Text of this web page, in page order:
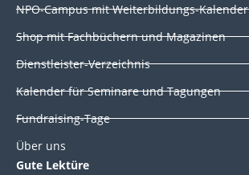
n k
NPO-Campus mit Weiterbildungs-Kalender
Shop mit Fachbüchern und Magazinen
Dienstleister-Verzeichnis
Kalender für Seminare und Tagungen
Fundraising-Tage
Über uns
Gute Lektüre